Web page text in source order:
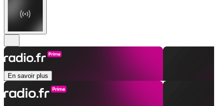
En savoir plus